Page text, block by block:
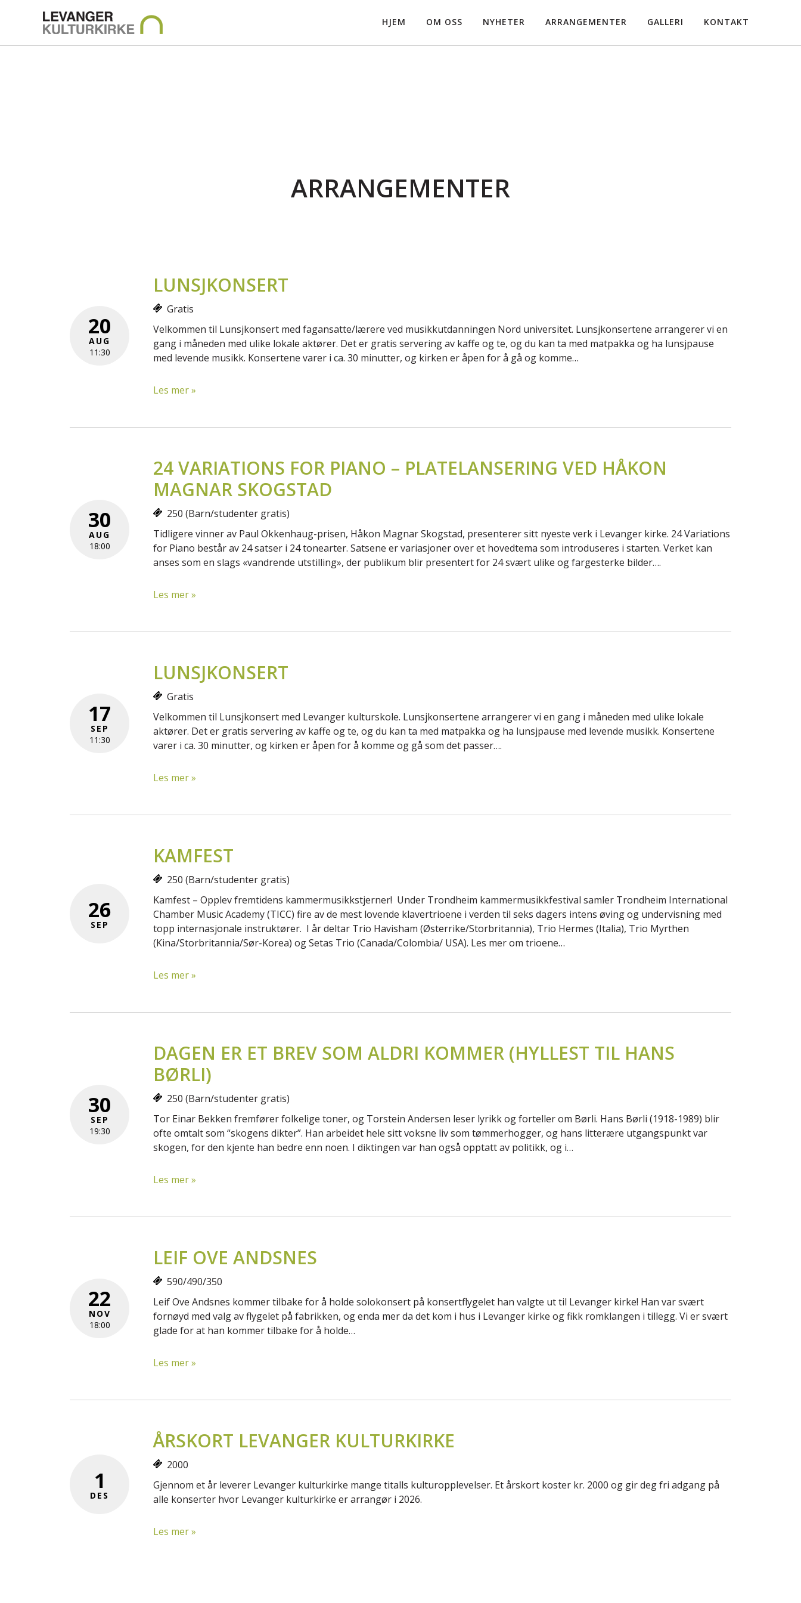
HJEM OM OSS NYHETER ARRANGEMENTER GALLERI KONTAKT
ARRANGEMENTER
20
AUG
11:30
LUNSJKONSERT
Gratis
Velkommen til Lunsjkonsert med fagansatte/lærere ved musikkutdanningen Nord universitet. Lunsjkonsertene arrangerer vi en
gang i måneden med ulike lokale aktører. Det er gratis servering av kaffe og te, og du kan ta med matpakka og ha lunsjpause
med levende musikk. Konsertene varer i ca. 30 minutter, og kirken er åpen for å gå og komme…
Les mer »
30
AUG
18:00
24 VARIATIONS FOR PIANO – PLATELANSERING VED HÅKON
MAGNAR SKOGSTAD
250 (Barn/studenter gratis)
Tidligere vinner av Paul Okkenhaug-prisen, Håkon Magnar Skogstad, presenterer sitt nyeste verk i Levanger kirke. 24 Variations
for Piano består av 24 satser i 24 tonearter. Satsene er variasjoner over et hovedtema som introduseres i starten. Verket kan
anses som en slags «vandrende utstilling», der publikum blir presentert for 24 svært ulike og fargesterke bilder….
Les mer »
17
SEP
11:30
LUNSJKONSERT
Gratis
Velkommen til Lunsjkonsert med Levanger kulturskole. Lunsjkonsertene arrangerer vi en gang i måneden med ulike lokale
aktører. Det er gratis servering av kaffe og te, og du kan ta med matpakka og ha lunsjpause med levende musikk. Konsertene
varer i ca. 30 minutter, og kirken er åpen for å komme og gå som det passer….
Les mer »
26
SEP
KAMFEST
250 (Barn/studenter gratis)
Kamfest – Opplev fremtidens kammermusikkstjerner! Under Trondheim kammermusikkfestival samler Trondheim International
Chamber Music Academy (TICC) fire av de mest lovende klavertrioene i verden til seks dagers intens øving og undervisning med
topp internasjonale instruktører. I år deltar Trio Havisham (Østerrike/Storbritannia), Trio Hermes (Italia), Trio Myrthen
(Kina/Storbritannia/Sør-Korea) og Setas Trio (Canada/Colombia/ USA). Les mer om trioene…
Les mer »
30
SEP
19:30
DAGEN ER ET BREV SOM ALDRI KOMMER (HYLLEST TIL HANS
BØRLI)
250 (Barn/studenter gratis)
Tor Einar Bekken fremfører folkelige toner, og Torstein Andersen leser lyrikk og forteller om Børli. Hans Børli (1918-1989) blir
ofte omtalt som “skogens dikter”. Han arbeidet hele sitt voksne liv som tømmerhogger, og hans litterære utgangspunkt var
skogen, for den kjente han bedre enn noen. I diktingen var han også opptatt av politikk, og i…
Les mer »
22
NOV
18:00
LEIF OVE ANDSNES
590/490/350
Leif Ove Andsnes kommer tilbake for å holde solokonsert på konsertflygelet han valgte ut til Levanger kirke! Han var svært
fornøyd med valg av flygelet på fabrikken, og enda mer da det kom i hus i Levanger kirke og fikk romklangen i tillegg. Vi er svært
glade for at han kommer tilbake for å holde…
Les mer »
1
DES
ÅRSKORT LEVANGER KULTURKIRKE
2000
Gjennom et år leverer Levanger kulturkirke mange titalls kulturopplevelser. Et årskort koster kr. 2000 og gir deg fri adgang på
alle konserter hvor Levanger kulturkirke er arrangør i 2026.
Les mer »